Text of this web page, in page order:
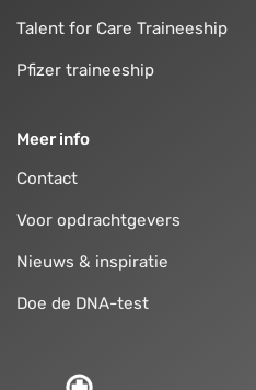
Talent for Care Traineeship
Pfizer traineeship
Meer info
Contact
Voor opdrachtgevers
Nieuws & inspiratie
Doe de DNA-test